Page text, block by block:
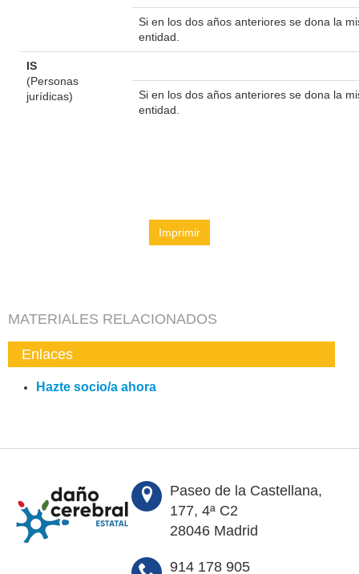
Si en los dos años anteriores se dona la
entidad.
IS
(Personas
jurídicas)
Si en los dos años anteriores se dona la
entidad.
Imprimir
MATERIALES RELACIONADOS
Enlaces
Hazte socio/a ahora
Paseo de la Castellana,
177, 4ª C2
28046 Madrid
914 178 905